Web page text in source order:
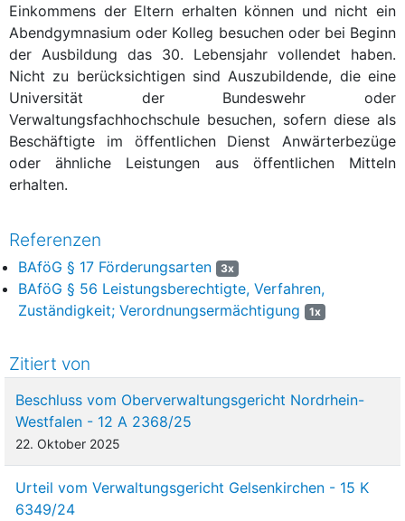
Einkommens der Eltern erhalten können und nicht ein
Abendgymnasium oder Kolleg besuchen oder bei Beginn
der Ausbildung das 30. Lebensjahr vollendet haben.
Nicht zu berücksichtigen sind Auszubildende, die eine
Universität der Bundeswehr oder
Verwaltungsfachhochschule besuchen, sofern diese als
Beschäftigte im öffentlichen Dienst Anwärterbezüge
oder ähnliche Leistungen aus öffentlichen Mitteln
erhalten.
Referenzen
BAföG § 17 Förderungsarten 3x
BAföG § 56 Leistungsberechtigte, Verfahren,
Zuständigkeit; Verordnungsermächtigung
1x
Zitiert von
Beschluss vom Oberverwaltungsgericht Nordrhein-
Westfalen - 12 A 2368/25
22. Oktober 2025
Urteil vom Verwaltungsgericht Gelsenkirchen - 15 K
6349/24